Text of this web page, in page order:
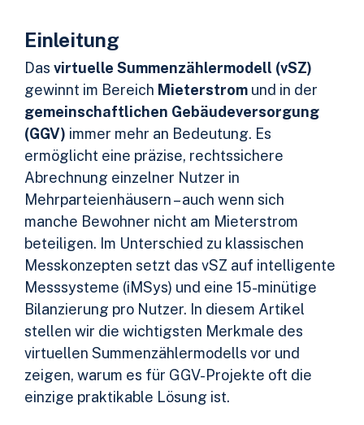
Einleitung
Das virtuelle Summenzählermodell (vSZ)
gewinnt im Bereich Mieterstrom und in der
gemeinschaftlichen Gebäudeversorgung
(GGV) immer mehr an Bedeutung. Es
ermöglicht eine präzise, rechtssichere
Abrechnung einzelner Nutzer in
Mehrparteienhäusern – auch wenn sich
manche Bewohner nicht am Mieterstrom
beteiligen. Im Unterschied zu klassischen
Messkonzepten setzt das vSZ auf intelligente
Messsysteme (iMSys) und eine 15-minütige
Bilanzierung pro Nutzer. In diesem Artikel
stellen wir die wichtigsten Merkmale des
virtuellen Summenzählermodells vor und
zeigen, warum es für GGV-Projekte oft die
einzige praktikable Lösung ist.